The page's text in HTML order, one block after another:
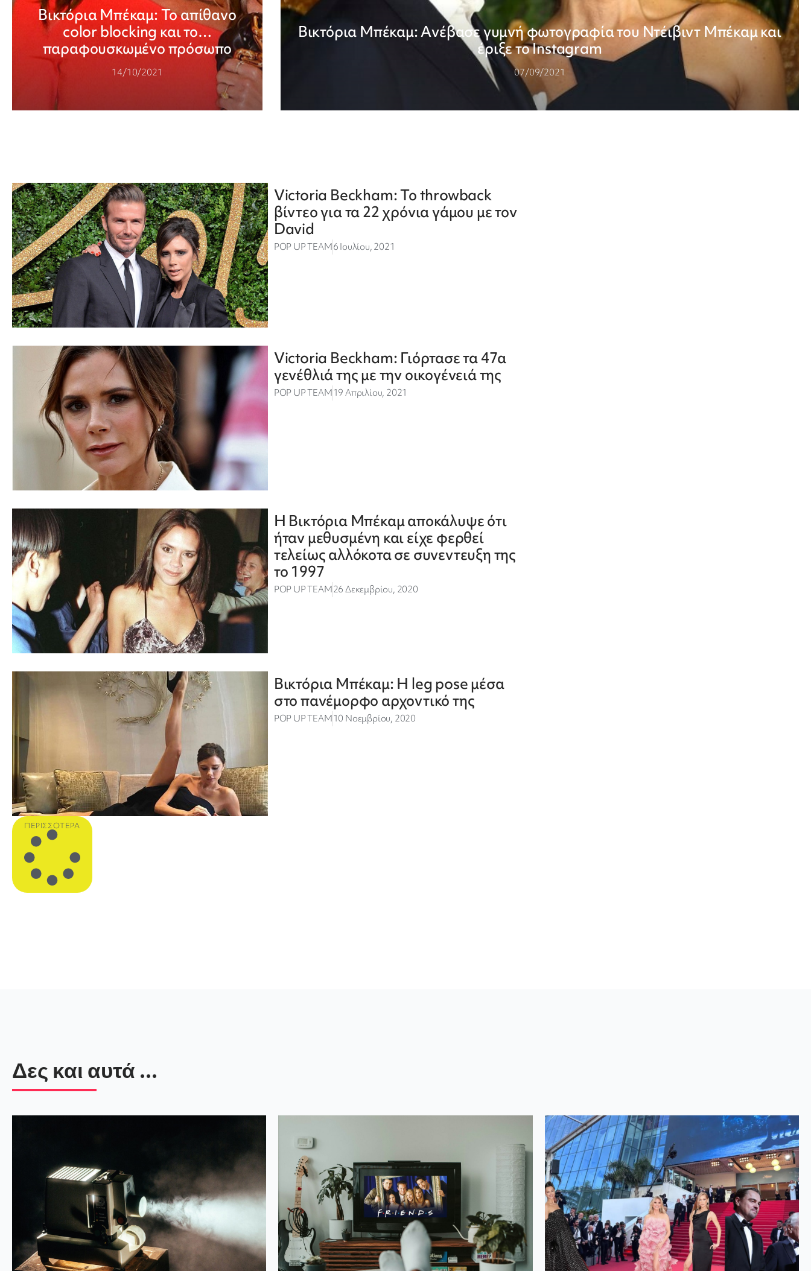
Βικτόρια Μπέκαμ: Το απίθανο
color blocking και το…
παραφουσκωμένο πρόσωπο
14/10/2021
Βικτόρια Μπέκαμ: Aνέβασε γυμνή φωτογραφία του Ντέιβιντ Μπέκαμ και
έριξε το Instagram
07/09/2021
Victoria Beckham: Το throwback
βίντεο για τα 22 χρόνια γάμου με τον
David
POP UP TEAM6 Ιουλίου, 2021
Victoria Beckham: Γιόρτασε τα 47α
γενέθλιά της με την οικογένειά της
POP UP TEAM19 Απριλίου, 2021
Η Βικτόρια Μπέκαμ αποκάλυψε ότι
ήταν μεθυσμένη και είχε φερθεί
τελείως αλλόκοτα σε συνεντευξη της
το 1997
POP UP TEAM26 Δεκεμβρίου, 2020
Βικτόρια Μπέκαμ: Η leg pose μέσα
στο πανέμορφο αρχοντικό της
POP UP TEAM10 Νοεμβρίου, 2020
ΠΕΡΙΣΣΌΤΕΡΑ
Δες και αυτά ...